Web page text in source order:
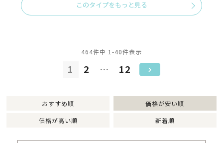
このタイプをもっと見る
おすすめ順 価格が安い順
価格が高い順 新着順
464件中 1 -40件表示
1 2 … 12